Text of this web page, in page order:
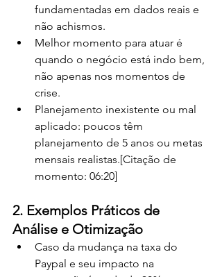
fundamentadas em dados reais e
não achismos.
Melhor momento para atuar é
quando o negócio está indo bem,
não apenas nos momentos de
crise.
Planejamento inexistente ou mal
aplicado: poucos têm
planejamento de 5 anos ou metas
mensais realistas.[Citação de
momento: 06:20]
2. Exemplos Práticos de
Análise e Otimização
Caso da mudança na taxa do
Paypal e seu impacto na